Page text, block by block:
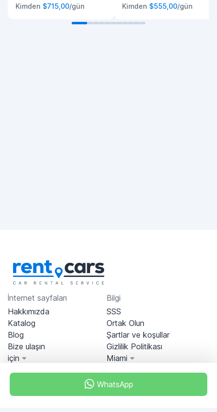
Kimden $715,00/gün
Kimden $555,00/gün
WhatsApp
İnternet sayfaları
Hakkımızda
Katalog
Blog
Bize ulaşın
için
Bilgi
SSS
Ortak Olun
Şartlar ve koşullar
Gizlilik Politikası
Miami